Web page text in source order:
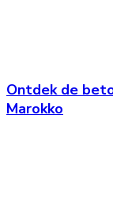
Ontdek de
Marokko